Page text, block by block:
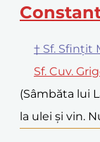
† Sf. Sfințit
Sf. Cuv.
(Sâmbăta lui
la ulei și vin.